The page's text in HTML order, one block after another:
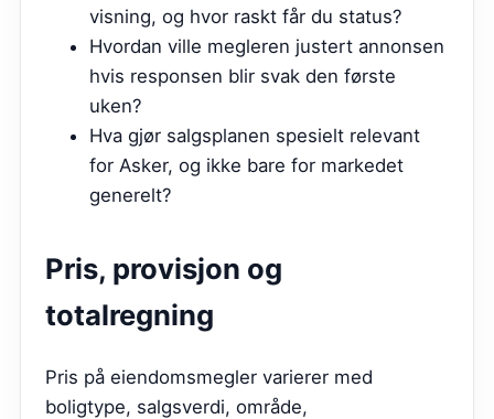
visning, og hvor raskt får du status?
Hvordan ville megleren justert annonsen
hvis responsen blir svak den første
uken?
Hva gjør salgsplanen spesielt relevant
for Asker, og ikke bare for markedet
generelt?
Pris, provisjon og
totalregning
Pris på eiendomsmegler varierer med
boligtype, salgsverdi, område,